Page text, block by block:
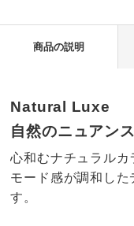
商品の説明
Natural Luxe
自然のニュアン
心和むナチュラルカ
モード感が調和した
す。